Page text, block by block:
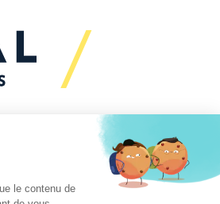
échanger